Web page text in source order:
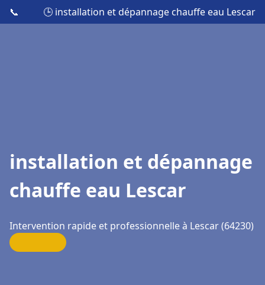
📞 🕒 installation et dépannage chauffe eau Lescar
installation et dépannage
chauffe eau Lescar
Intervention rapide et professionnelle à Lescar (64230)